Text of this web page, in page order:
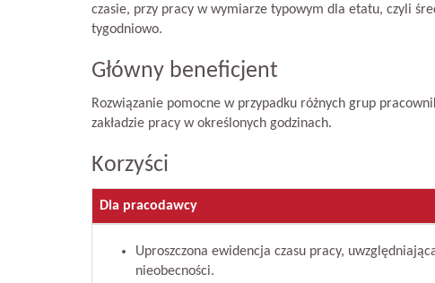
czasie, przy pracy w wymiarze typowym dla etatu, czyli
tygodniowo.
Główny beneficjent
Rozwiązanie pomocne w przypadku różnych grup
zakładzie pracy w określonych godzinach.
Korzyści
Dla pracodawcy
Uproszczona ewidencja czasu pracy,
nieobecności.